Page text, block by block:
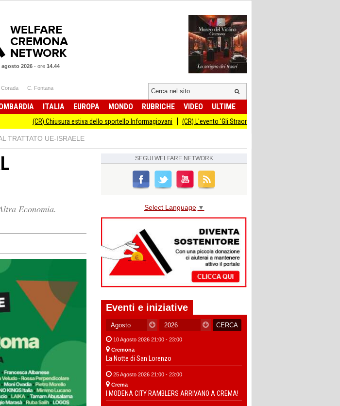
agosto 2026 - ore 14.44
C. Fontana
ITALIA EUROPA MONDO RUBRICHE VIDEO ULTIME
(CR) Chiusura estiva dello sportello Informagiovani (CR) L'evento 'Gli Straordinari' con Carlo Cracco anticipato
TRATTATO UE-ISRAELE
Economia.
SEGUI WELFARE NETWORK
Select Language ▼
Eventi e iniziative
10 Agosto 2026 21:00 - 23:00
Cremona
La Notte di San Lorenzo
25 Agosto 2026 21:00 - 23:00
Crema
I MODENA CITY RAMBLERS ARRIVANO A CREMA!